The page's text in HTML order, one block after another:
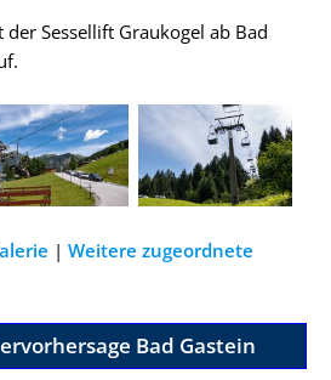
Sessellift Graukogel ab Bad
| Weitere zugeordnete
Bad Gastein